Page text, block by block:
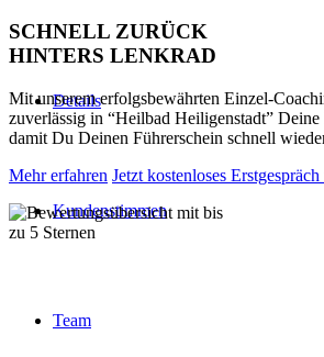
Details
Kundenstimmen
Team
SCHNELL ZURÜCK
HINTERS LENKRAD
Mit unserem erfolgsbewährten Einzel-
zuverlässig in “Heilbad Heiligenstadt”
damit Du Deinen Führerschein schnell
Mehr erfahren Jetzt kostenloses